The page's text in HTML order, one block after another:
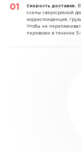
Скорость доставки.
В
схемы сверхсрочной
корреспонденция,
Чтобы не
перевозки в течение